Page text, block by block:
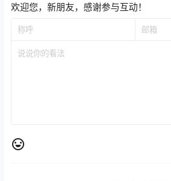
欢迎您，新朋友，感谢参与互动！